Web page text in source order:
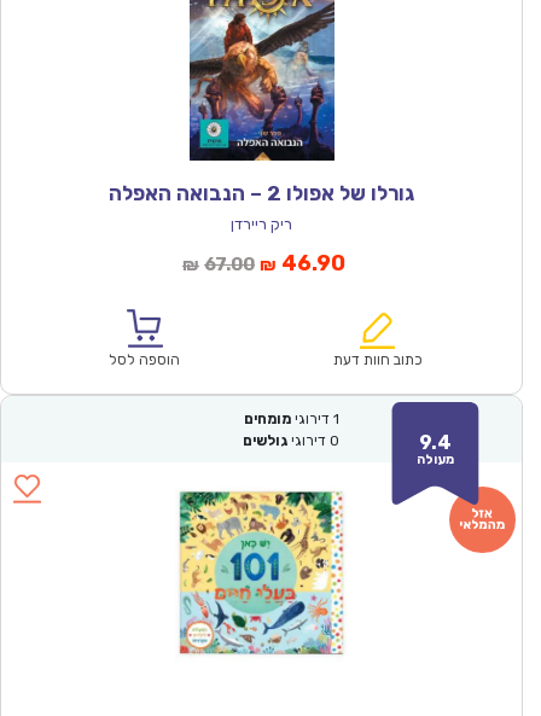
גורלו של אפולו 2 – הנבואה האפלה
ריק ריירדן
₪ 67.00המחיר
₪67.00.
₪ 46.90המחיר
הוא:
כתוב חוות דעת הוספה לסל
9.4
מעולה
1 דירוגי מומחים
0 דירוגי גולשים